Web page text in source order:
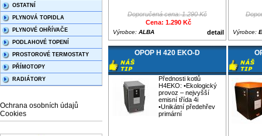
OSTATNÍ
PLYNOVÁ TOPIDLA
PLYNOVÉ OHŘÍVAČE
PODLAHOVÉ TOPENÍ
PROSTOROVÉ TERMOSTATY
PŘÍMOTOPY
RADIÁTORY
Ochrana osobních údajů
Cookies
Doporučená cena: 1.290 Kč
Cena: 1.290 Kč
detail
Výrobce: ALBA Výrobce:
OPOP H 420 EKO-D
Přednosti kotlů
H4EKO: •Ekologický
provoz – nejvyšší
emisní třída 4i
•Unikátní předehřev
primární